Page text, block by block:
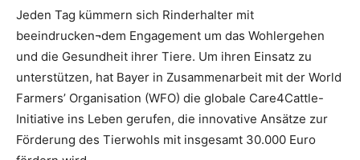
Jeden Tag kümmern sich Rinderhalter mit
beeindrucken¬dem Engagement um das Wohlergehen
und die Gesundheit ihrer Tiere. Um ihren Einsatz zu
unterstützen, hat Bayer in Zusammenarbeit mit der World
Farmers’ Organisation (WFO) die globale Care4Cattle-
Initiative ins Leben gerufen, die innovative Ansätze zur
Förderung des Tierwohls mit insgesamt 30.000 Euro